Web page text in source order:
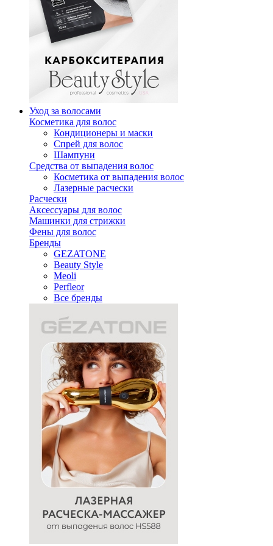
Уход за волосами
Косметика для волос
Кондиционеры и маски
Спрей для волос
Шампуни
Средства от выпадения волос
Косметика от выпадения волос
Лазерные расчески
Расчески
Аксессуары для волос
Машинки для стрижки
Фены для волос
Бренды
GEZATONE
Beauty Style
Meoli
Perfleor
Все бренды